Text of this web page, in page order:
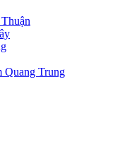
Quang Trung